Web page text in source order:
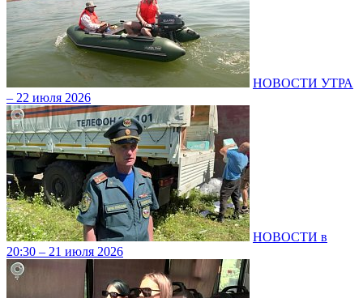
НОВОСТИ УТРА
– 22 июля 2026
НОВОСТИ в
20:30 – 21 июля 2026